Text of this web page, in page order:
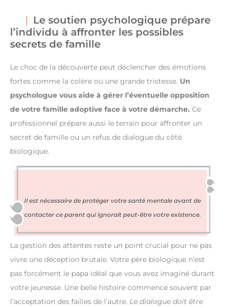
Le soutien psychologique prépare
l’individu à affronter les possibles
secrets de famille
Le choc de la découverte peut déclencher des émotions
fortes comme la colère ou une grande tristesse. Un
psychologue vous aide à gérer l’éventuelle opposition
de votre famille adoptive face à votre démarche. Ce
professionnel prépare aussi le terrain pour affronter un
secret de famille ou un refus de dialogue du côté
biologique.
Il est nécessaire de protéger votre santé mentale avant de
contacter ce parent qui ignorait peut-être votre existence.
La gestion des attentes reste un point crucial pour ne pas
vivre une déception brutale. Votre père biologique n’est
pas forcément le papa idéal que vous avez imaginé durant
votre jeunesse. Une belle histoire commence souvent par
l’acceptation des failles de l’autre. Le dialogue doit être